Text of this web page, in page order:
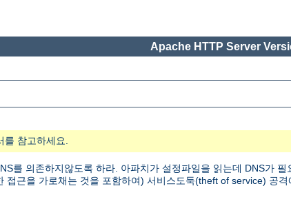
Apache HTTP Server
를 참고하세요.
를 의존하지않도록 하라. 아파치가 설정파일을 읽는데 DNS가
근을 가로채는 것을 포함하여) 서비스도둑(theft of service) 공